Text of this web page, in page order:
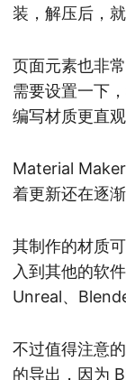
装，解压后，
页面元素也非
需要设置一下
编写材质更直
Material
着更新还在逐
其制作的材质
入到其他的软
Unreal、
不过值得注意
的导出，因为